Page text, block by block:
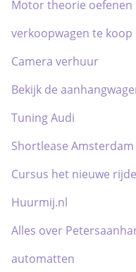
Motor theorie oefenen
verkoopwagen te koop
Camera verhuur
Bekijk de
Tuning Audi
Shortlease Amsterdam
Cursus het nieuwe
Huurmij.nl
Alles over
automatten